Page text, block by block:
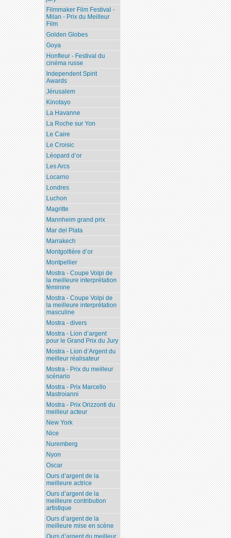
Filmmaker Film Festival -
Milan - Prix du Meilleur
Film
Golden Globes
Goya
Honfleur - Festival du
cinéma russe
Independent Spirit
Awards
Jérusalem
Kinotayo
La Havanne
La Roche sur Yon
Le Caire
Le Croisic
Léopard d’or
Les Arcs
Locarno
Londres
Luchon
Magritte
Mannheim grand prix
Mar del Plata
Marrakech
Montgolfière d’or
Montpellier
Mostra - Coupe Volpi de
la meilleure interprétation
féminine
Mostra - Coupe Volpi de
la meilleure interprétation
masculine
Mostra - divers
Mostra - Lion d’argent
pour le Grand Prix du Jury
Mostra - Lion d’Argent du
meilleur réalisateur
Mostra - Prix du meilleur
scénario
Mostra - Prix Marcello
Mastroianni
Mostra - Prix Orizzonti du
meilleur acteur
New York
Nice
Nuremberg
Nyon
Oscar
Ours d’argent de la
meilleure actrice
Ours d’argent de la
meilleure contribution
artistique
Ours d’argent de la
meilleure mise en scène